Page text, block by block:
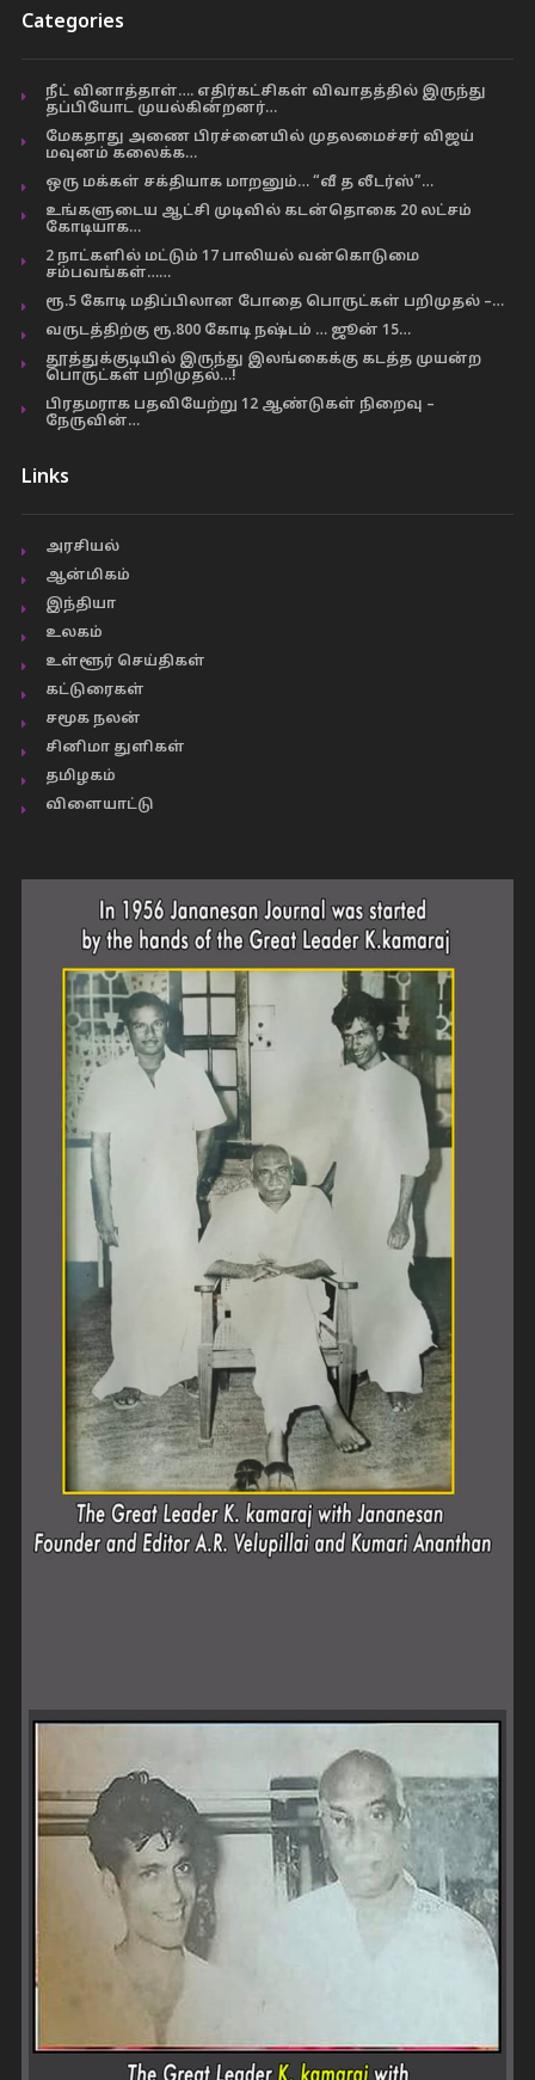
Categories
நீட் வினாத்தாள்…. எதிர்கட்சிகள் விவாதத்தில் இருந்து
தப்பியோட முயல்கின்றனர்…
மேகதாது அணை பிரச்னையில் முதலமைச்சர் விஜய்
மவுனம் கலைக்க…
ஒரு மக்கள் சக்தியாக மாறனும்… “வீ த லீடர்ஸ்”…
உங்களுடைய ஆட்சி முடிவில் கடன்தொகை 20 லட்சம்
கோடியாக…
2 நாட்களில் மட்டும் 17 பாலியல் வன்கொடுமை
சம்பவங்கள்……
ரூ.5 கோடி மதிப்பிலான போதை பொருட்கள் பறிமுதல் –…
வருடத்திற்கு ரூ.800 கோடி நஷ்டம் … ஜூன் 15…
தூத்துக்குடியில் இருந்து இலங்கைக்கு கடத்த முயன்ற
பொருட்கள் பறிமுதல்…!
பிரதமராக பதவியேற்று 12 ஆண்டுகள் நிறைவு –
நேருவின்…
Links
அரசியல்
ஆன்மிகம்
இந்தியா
உலகம்
உள்ளூர் செய்திகள்
கட்டுரைகள்
சமூக நலன்
சினிமா துளிகள்
தமிழகம்
விளையாட்டு